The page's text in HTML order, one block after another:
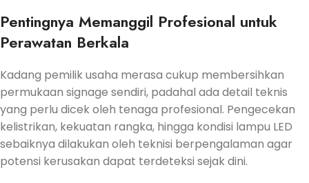
Pentingnya Memanggil Profesional untuk
Perawatan Berkala
Kadang pemilik usaha merasa cukup membersihkan
permukaan signage sendiri, padahal ada detail teknis
yang perlu dicek oleh tenaga profesional. Pengecekan
kelistrikan, kekuatan rangka, hingga kondisi lampu LED
sebaiknya dilakukan oleh teknisi berpengalaman agar
potensi kerusakan dapat terdeteksi sejak dini.